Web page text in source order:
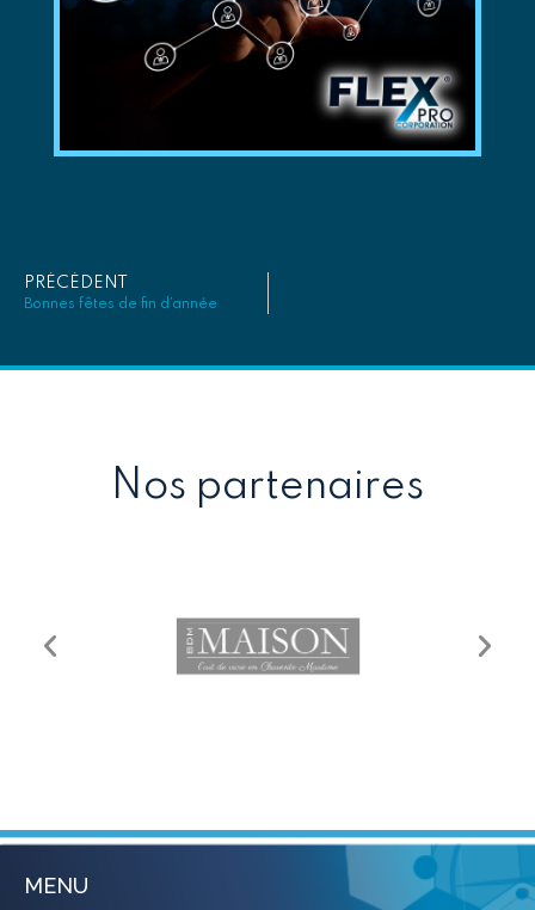
PRÉCÉDENT
Bonnes fêtes de fin d’année
Nos partenaires
MENU